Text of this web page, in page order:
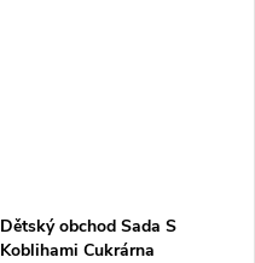
Dětský obchod Sada S
Koblihami Cukrárna